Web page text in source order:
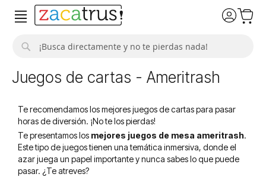
Juegos de cartas - Ameritrash
Te recomendamos los mejores juegos de cartas para pasar
horas de diversión. ¡No te los pierdas!
Te presentamos los mejores juegos de mesa ameritrash.
Este tipo de juegos tienen una temática inmersiva, donde el
azar juega un papel importante y nunca sabes lo que puede
pasar. ¿Te atreves?